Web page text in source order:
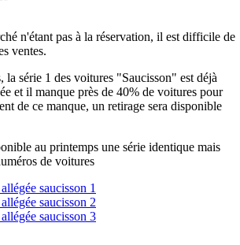
n'étant pas à la réservation, il est difficile de
ventes.
la série 1 des voitures "Saucisson" est déjà
et il manque près de 40% de voitures pour
de ce manque, un retirage sera disponible
au printemps une série identique mais
de voitures